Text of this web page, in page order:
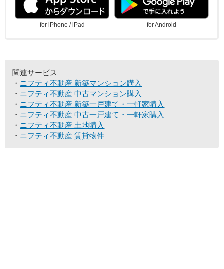
for iPhone / iPad for Android
関連サービス
ニフティ不動産 新築マンション購入
ニフティ不動産 中古マンション購入
ニフティ不動産 新築一戸建て・一軒家購入
ニフティ不動産 中古一戸建て・一軒家購入
ニフティ不動産 土地購入
ニフティ不動産 賃貸物件